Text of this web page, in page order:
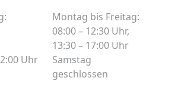
Uhr
Montag bis Freitag:
08:00 – 12:30 Uhr,
13:30 – 17:00 Uhr
Samstag
geschlossen